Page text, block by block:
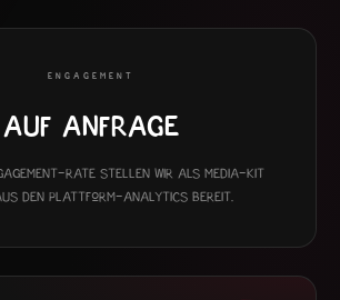
ENGAGEMENT
Auf Anfrage
Rate stellen wir als Media-Kit
den Plattform-Analytics bereit.